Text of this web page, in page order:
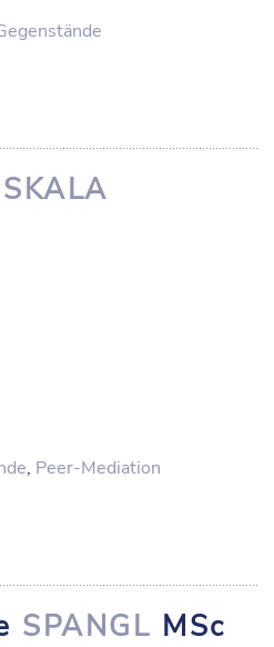
SKALA
, Peer-Mediation
SPANGL MSc